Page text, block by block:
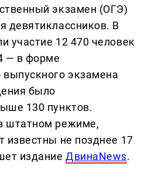
экзамен (ОГЭ)
девятиклассников. В
участие 12 470 человек
— в форме
выпускного экзамена
было
130 пунктов.
штатном режиме,
известны не позднее 17
изданиеДвинаNews.